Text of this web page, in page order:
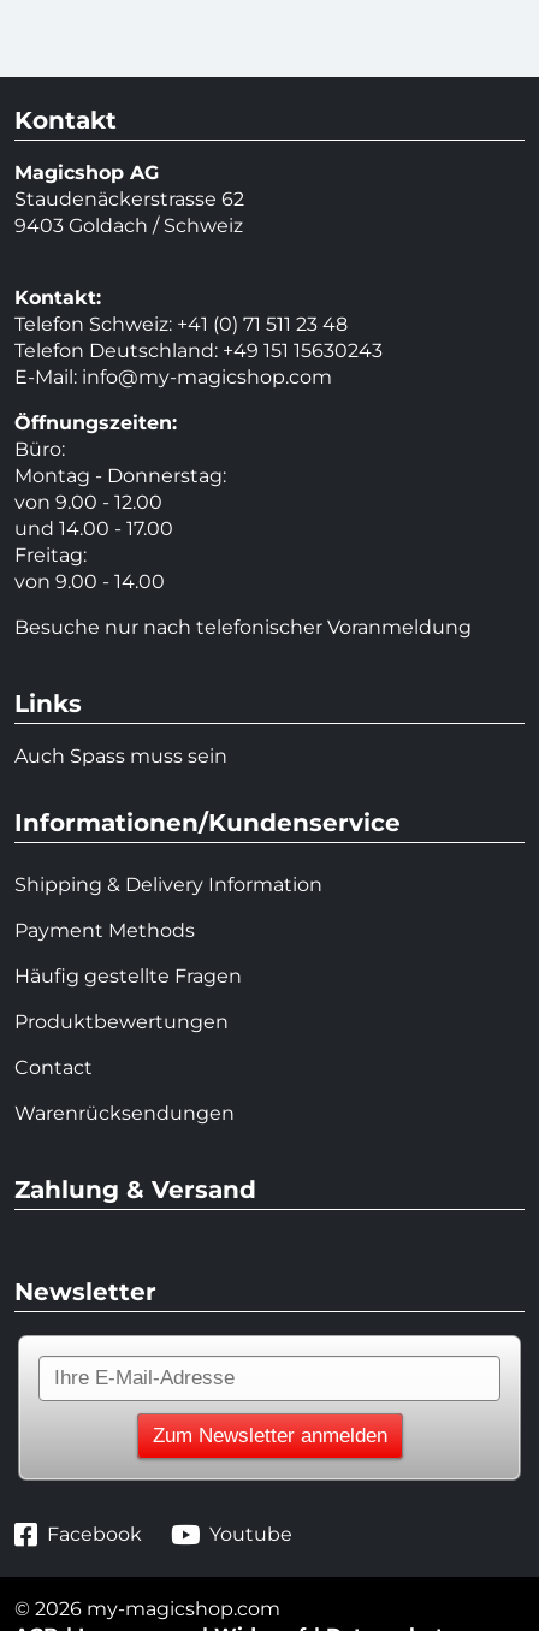
Kontakt
Magicshop AG
Staudenäckerstrasse 62
9403 Goldach / Schweiz
Kontakt:
Telefon Schweiz: +41 (0) 71 511 23 48
Telefon Deutschland: +49 151 15630243
E-Mail: info@my-magicshop.com
Öffnungszeiten:
Büro:
Montag - Donnerstag:
von 9.00 - 12.00
und 14.00 - 17.00
Freitag:
von 9.00 - 14.00
Besuche nur nach telefonischer Voranmeldung
Links
Auch Spass muss sein
Informationen/Kundenservice
Shipping & Delivery Information
Payment Methods
Häufig gestellte Fragen
Produktbewertungen
Contact
Warenrücksendungen
Zahlung & Versand
Newsletter
Facebook Youtube
© 2026 my-magicshop.com